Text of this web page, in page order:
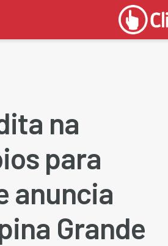
na
para
anuncia
Grande